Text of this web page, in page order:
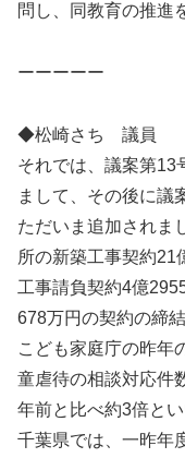
問し、同教育の推進
ーーーーー
◆松崎さち 議員 日
それでは、議案第13
まして、その後に議
ただいま追加されま
所の新築工事契約21
工事請負契約4億
678万円の契約の締
こども家庭庁の昨年
童虐待の相談対応件
年前と比べ約3倍とい
千葉県では、一昨年